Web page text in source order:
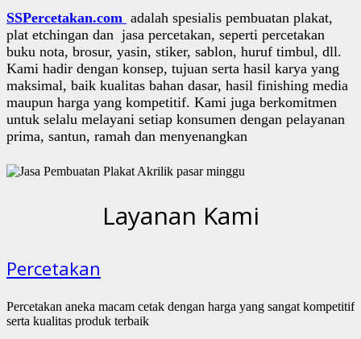
SSPercetakan.com adalah spesialis pembuatan plakat,
plat etchingan dan jasa percetakan, seperti percetakan
buku nota, brosur, yasin, stiker, sablon, huruf timbul, dll.
Kami hadir dengan konsep, tujuan serta hasil karya yang
maksimal, baik kualitas bahan dasar, hasil finishing media
maupun harga yang kompetitif. Kami juga berkomitmen
untuk selalu melayani setiap konsumen dengan pelayanan
prima, santun, ramah dan menyenangkan
Layanan Kami
Percetakan
Percetakan aneka macam cetak dengan harga yang sangat kompetitif
serta kualitas produk terbaik